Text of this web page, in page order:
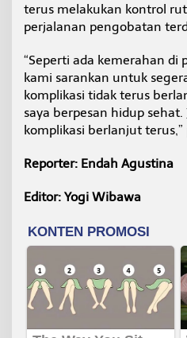
terus melakukan kontrol
perjalanan pengobatan
“Seperti ada kemerahan di
kami sarankan untuk
komplikasi tidak terus
saya berpesan hidup
komplikasi berlanjut terus,”
Reporter: Endah Agustina
Editor: Yogi Wibawa